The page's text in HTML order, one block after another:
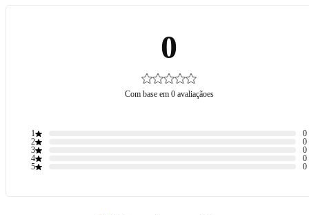
0
Com base em 0 avaliaçãoes
1
0
2
0
3
0
4
0
5
0